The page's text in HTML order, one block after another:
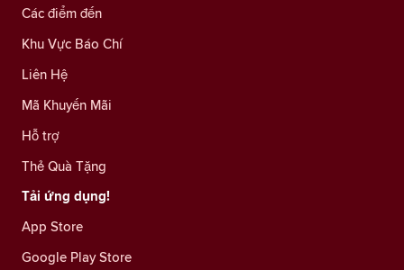
Các điểm đến
Khu Vực Báo Chí
Liên Hệ
Mã Khuyến Mãi
Hỗ trợ
Thẻ Quà Tặng
Tải ứng dụng!
App Store
Google Play Store